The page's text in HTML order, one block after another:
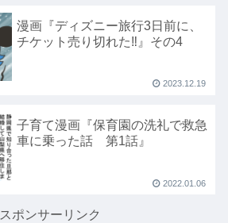
漫画『ディズニー旅行3日前に、
チケット売り切れた‼』その4
2023.12.19
子育て漫画『保育園の洗礼で救急
車に乗った話 第1話』
2022.01.06
スポンサーリンク